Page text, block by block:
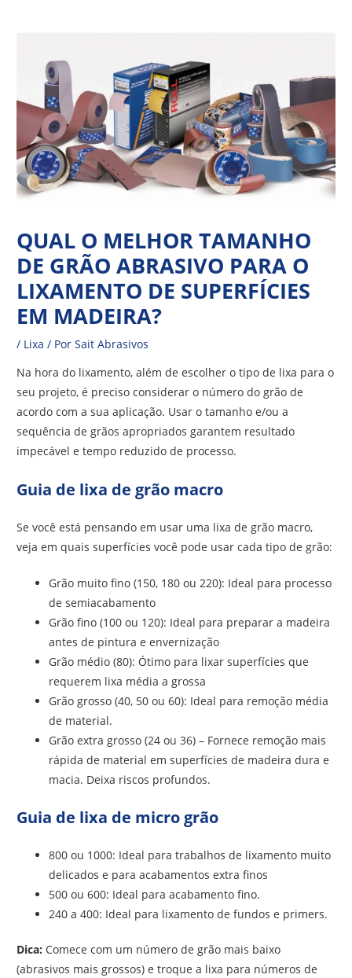
conteúdo
QUAL O MELHOR TAMANHO
DE GRÃO ABRASIVO PARA O
LIXAMENTO DE SUPERFÍCIES
EM MADEIRA?
/ Lixa / PorSait Abrasivos
Na hora do lixamento, além de escolher o tipo de lixa para o
seu projeto, é preciso considerar o número do grão de
acordo com a sua aplicação. Usar o tamanho e/ou a
sequência de grãos apropriados garantem resultado
impecável e tempo reduzido de processo.
Guia de lixa de grão macro
Se você está pensando em usar uma lixa de grão macro,
veja em quais superfícies você pode usar cada tipo de grão:
Grão muito fino (150, 180 ou 220): Ideal para processo
de semiacabamento
Grão fino (100 ou 120): Ideal para preparar a madeira
antes de pintura e envernização
Grão médio (80): Ótimo para lixar superfícies que
requerem lixa média a grossa
Grão grosso (40, 50 ou 60): Ideal para remoção média
de material.
Grão extra grosso (24 ou 36) – Fornece remoção mais
rápida de material em superfícies de madeira dura e
macia. Deixa riscos profundos.
Guia de lixa de micro grão
800 ou 1000: Ideal para trabalhos de lixamento muito
delicados e para acabamentos extra finos
500 ou 600: Ideal para acabamento fino.
240 a 400: Ideal para lixamento de fundos e primers.
Dica: Comece com um número de grão mais baixo
(abrasivos mais grossos) e troque a lixa para números de
Post